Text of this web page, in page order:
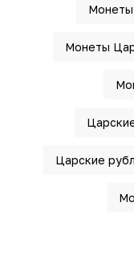
Монеты
Монеты
Царские